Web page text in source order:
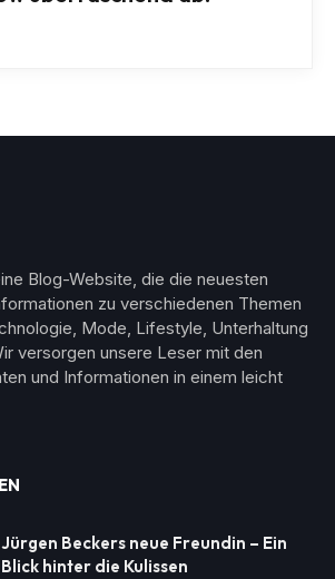
Blog-Website, die die neuesten
zu verschiedenen Themen
Mode, Lifestyle, Unterhaltung
versorgen unsere Leser mit den
und Informationen in einem leicht
Jürgen Beckers neue Freundin – Ein
Blick hinter die Kulissen